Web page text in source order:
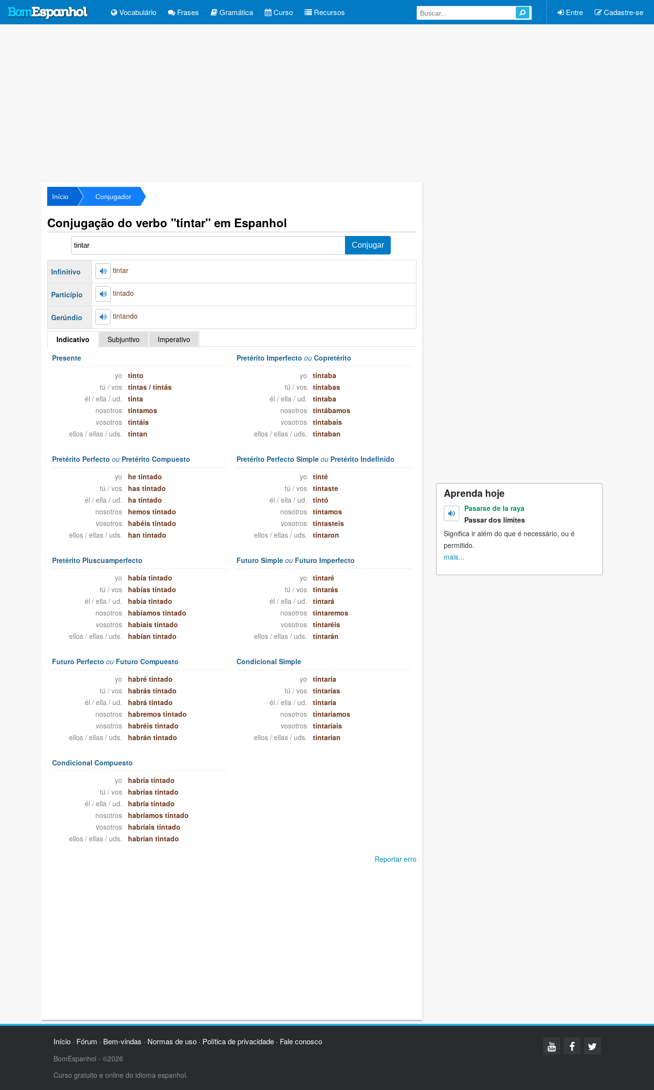
Vocabulário Frases Gramática Curso Recursos Entre Cadastre-se
Início Conjugador
Conjugação do verbo "tintar" em Espanhol
Infinitivo tintar
Particípio tintado
Gerúndio tintando
Indicativo Subjuntivo
Imperativo
Presente
yo
tinto
tú / vos
tintas /tintás
él / ella / ud.
tinta
nosotros
tintamos
vosotros
tintáis
ellos / ellas / uds.
tintan
Pretérito Imperfectoou Copretérito
yo
tintaba
tú / vos
tintabas
él / ella / ud.
tintaba
nosotros
tintábamos
vosotros
tintabais
ellos / ellas / uds.
tintaban
Pretérito Perfecto ouPretérito Compuesto
yo
he tintado
tú / vos
has tintado
él / ella / ud.
ha tintado
nosotros
hemos tintado
vosotros
habéis tintado
ellos / ellas / uds.
han tintado
Pretérito Perfecto Simpleou Pretérito Indefinido
yo
tinté
tú / vos
tintaste
él / ella / ud.
tintó
nosotros
tintamos
vosotros
tintasteis
ellos / ellas / uds.
tintaron
Pretérito Pluscuamperfecto
yo
había tintado
tú / vos
habías tintado
él / ella / ud.
había tintado
nosotros
habíamos tintado
vosotros
habíais tintado
ellos / ellas / uds.
habían tintado
Futuro Simpleou Futuro Imperfecto
yo
tintaré
tú / vos
tintarás
él / ella / ud.
tintará
nosotros
tintaremos
vosotros
tintaréis
ellos / ellas / uds.
tintarán
Futuro Perfecto ouFuturo Compuesto
yo
habré tintado
tú / vos
habrás tintado
él / ella / ud.
habrá tintado
nosotros
habremos tintado
vosotros
habréis tintado
ellos / ellas / uds.
habrán tintado
Condicional Simple
yo
tintaría
tú / vos
tintarías
él / ella / ud.
tintaría
nosotros
tintaríamos
vosotros
tintaríais
ellos / ellas / uds.
tintarían
Condicional Compuesto
yo
habría tintado
tú / vos
habrías tintado
él / ella / ud.
habría tintado
nosotros
habríamos tintado
vosotros
habríais tintado
ellos / ellas / uds.
habrían tintado
Reportar erro
Aprenda hoje
Pasarse de la raya
Passar dos limites
Significa ir além do que é necessário, ou é
permitido.
mais...
Início· Fórum · Bem-vindas · Normas de uso· Política de privacidade· Fale conosco
BomEspanhol - ©2026
Curso gratuito e online do idioma espanhol.